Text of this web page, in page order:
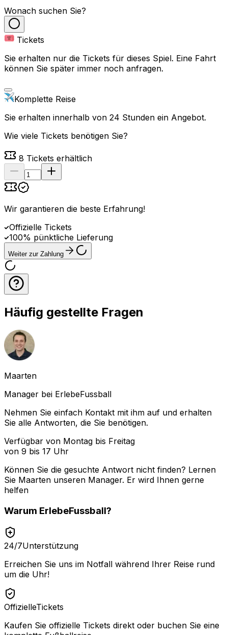
Wonach suchen Sie?
Tickets
Sie erhalten nur die Tickets für dieses Spiel. Eine Fahrt
können Sie später immer noch anfragen.
Komplette Reise
Sie erhalten innerhalb von 24 Stunden ein Angebot.
Wie viele Tickets benötigen Sie?
8 Tickets erhältlich
Wir garantieren die beste Erfahrung!
Offizielle Tickets
100% pünktliche Lieferung
Weiter zur Zahlung
Häufig gestellte Fragen
Maarten
Manager bei ErlebeFussball
Nehmen Sie einfach Kontakt mit ihm auf und erhalten
Sie alle Antworten, die Sie benötigen.
Verfügbar von Montag bis Freitag
von 9 bis 17 Uhr
Können Sie die gesuchte Antwort nicht finden? Lernen
Sie Maarten unseren Manager. Er wird Ihnen gerne
helfen
Warum ErlebeFussball?
24/7Unterstützung
Erreichen Sie uns im Notfall während Ihrer Reise rund
um die Uhr!
OffizielleTickets
Kaufen Sie offizielle Tickets direkt oder buchen Sie eine